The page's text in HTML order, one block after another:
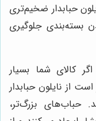
حبابدار ضخیم‌تری
بسته‌بندی جلوگیری
اگر کالای شما بسیار
از نایلون حبابدار
حباب‌های بزرگ‌تر،